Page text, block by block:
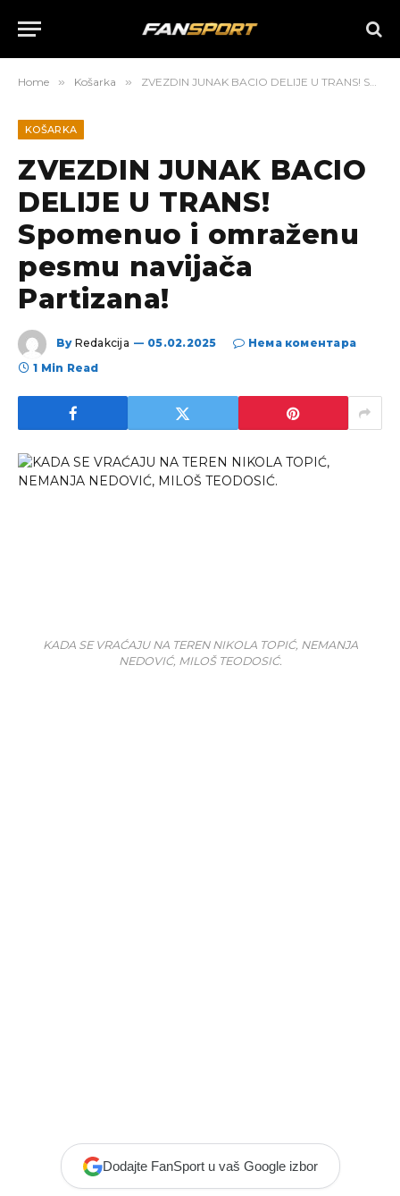
Home » Košarka » ZVEZDIN JUNAK BACIO DELIJE U TRANS! Spomenuo i omraženu pesmu navijača Partizana!
KOŠARKA
ZVEZDIN JUNAK BACIO
DELIJE U TRANS!
Spomenuo i omraženu
pesmu navijača
Partizana!
By Redakcija 05.02.2025
Нема коментара
1 Min Read
KADA SE VRAĆAJU NA TEREN NIKOLA TOPIĆ, NEMANJA
NEDOVIĆ, MILOŠ TEODOSIĆ.
Dodajte FanSport u vaš Google izbor